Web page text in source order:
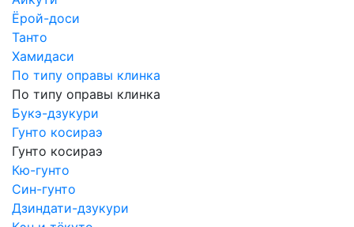
Ёрой-доси
Танто
Хамидаси
По типу оправы клинка
По типу оправы клинка
Букэ-дзукури
Гунто косираэ
Гунто косираэ
Кю-гунто
Син-гунто
Дзиндати-дзукури